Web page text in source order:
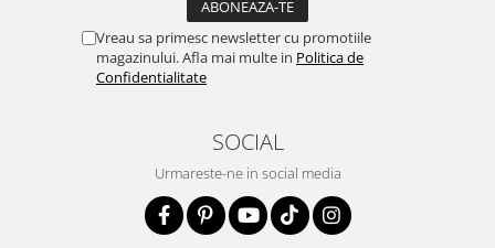
Vreau sa primesc newsletter cu promotiile
magazinului. Afla mai multe in Politica de
Confidentialitate
SOCIAL
Urmareste-ne in social media